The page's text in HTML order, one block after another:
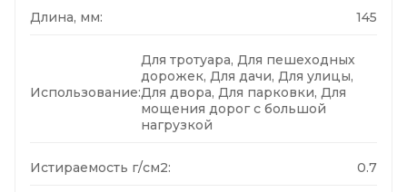
Длина, мм: 145
Использование:
Для тротуара, Для пешеходных
дорожек, Для дачи, Для улицы,
Для двора, Для парковки, Для
мощения дорог с большой
нагрузкой
Истираемость г/см2: 0.7